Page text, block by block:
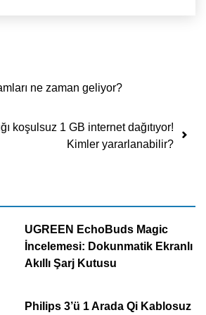
ne zaman geliyor?
koşulsuz 1 GB internet dağıtıyor!
Kimler yararlanabilir?
UGREEN EchoBuds Magic
İncelemesi: Dokunmatik Ekranlı
Akıllı Şarj Kutusu
Philips 3’ü 1 Arada Qi Kablosuz